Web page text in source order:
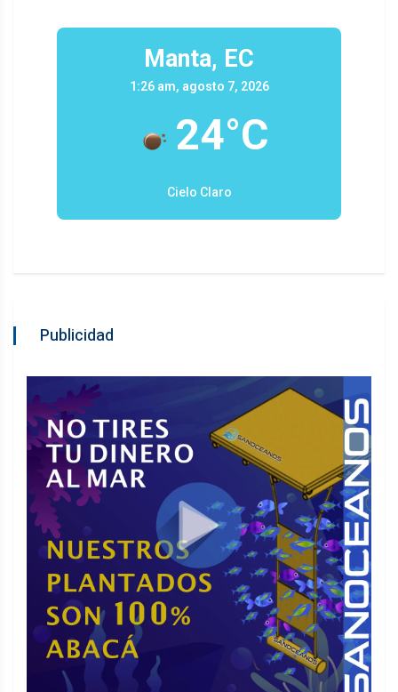
Manta, EC
1:26 am, agosto 7, 2026
24°C
Cielo Claro
Publicidad